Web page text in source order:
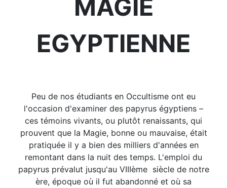
MAGIE
EGYPTIENNE
Peu de nos étudiants en Occultisme ont eu
l'occasion d'examiner des papyrus égyptiens –
ces témoins vivants, ou plutôt renaissants, qui
prouvent que la Magie, bonne ou mauvaise, était
pratiquée il y a bien des milliers d'années en
remontant dans la nuit des temps. L'emploi du
papyrus prévalut jusqu'au VIIIème siècle de notre
ère, époque où il fut abandonné et où sa